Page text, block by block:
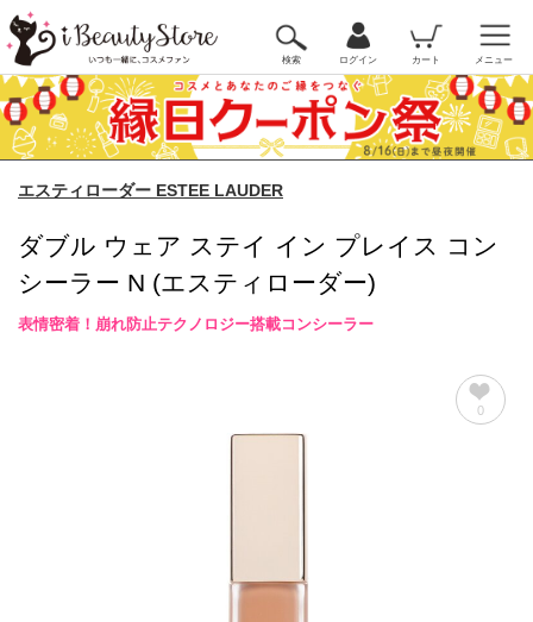
検索 ログイン カート メニュー
エスティローダー ESTEE LAUDER
ダブル ウェア ステイ イン プレイス コン
シーラー N (エスティローダー)
表情密着！崩れ防止テクノロジー搭載コンシーラー
0